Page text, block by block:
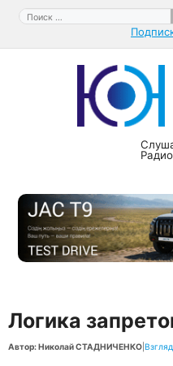
Перейти
содержимому
Поиск:
Логика
Автор: Николай СТАДНИЧЕНКО Взгляд